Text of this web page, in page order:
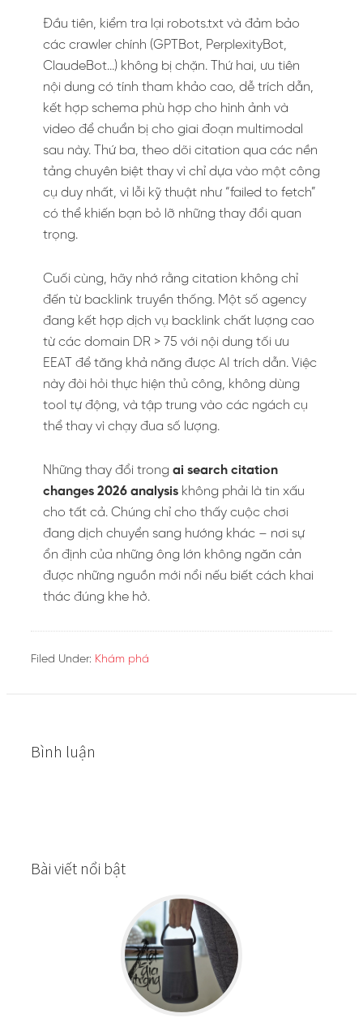
Đầu tiên, kiểm tra lại robots.txt và đảm bảo
các crawler chính (GPTBot, PerplexityBot,
ClaudeBot…) không bị chặn. Thứ hai, ưu tiên
nội dung có tính tham khảo cao, dễ trích dẫn,
kết hợp schema phù hợp cho hình ảnh và
video để chuẩn bị cho giai đoạn multimodal
sau này. Thứ ba, theo dõi citation qua các nền
tảng chuyên biệt thay vì chỉ dựa vào một công
cụ duy nhất, vì lỗi kỹ thuật như “failed to fetch”
có thể khiến bạn bỏ lỡ những thay đổi quan
trọng.
Cuối cùng, hãy nhớ rằng citation không chỉ
đến từ backlink truyền thống. Một số agency
đang kết hợp dịch vụ backlink chất lượng cao
từ các domain DR > 75 với nội dung tối ưu
EEAT để tăng khả năng được AI trích dẫn. Việc
này đòi hỏi thực hiện thủ công, không dùng
tool tự động, và tập trung vào các ngách cụ
thể thay vì chạy đua số lượng.
Những thay đổi trong ai search citation
changes 2026 analysis không phải là tin xấu
cho tất cả. Chúng chỉ cho thấy cuộc chơi
đang dịch chuyển sang hướng khác – nơi sự
ổn định của những ông lớn không ngăn cản
được những nguồn mới nổi nếu biết cách khai
thác đúng khe hở.
Filed Under: Khám phá
Bình luận
Bài viết nổi bật